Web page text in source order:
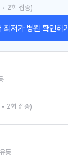
• 2회 접종)
최저가 병원 확인하기
• 2회 접종)
동